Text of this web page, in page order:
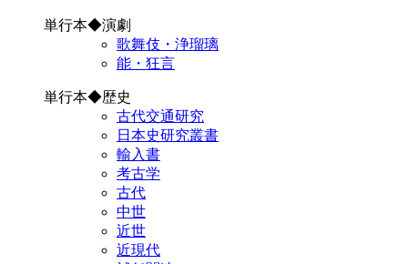
単行本◆演劇
歌舞伎・浄瑠璃
能・狂言
単行本◆歴史
古代交通研究
日本史研究叢書
輸入書
考古学
古代
中世
近世
近現代